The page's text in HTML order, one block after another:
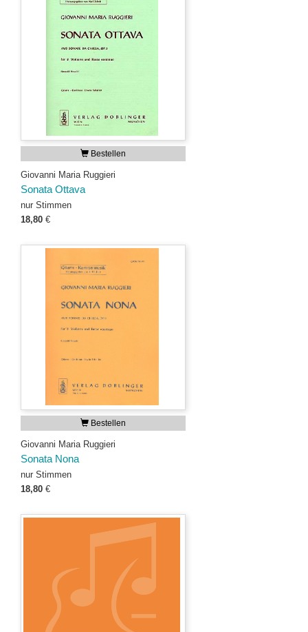
Bestellen
Giovanni Maria Ruggieri
Sonata Ottava
nur Stimmen
18,80 €
Bestellen
Giovanni Maria Ruggieri
Sonata Nona
nur Stimmen
18,80 €